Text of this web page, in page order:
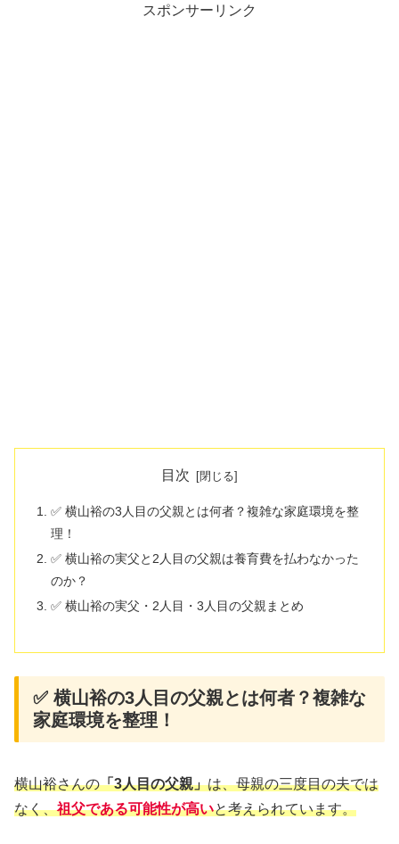
スポンサーリンク
目次
✅ 横山裕の3人目の父親とは何者？複雑な家庭環境を整
理！
✅ 横山裕の実父と2人目の父親は養育費を払わなかった
のか？
✅ 横山裕の実父・2人目・3人目の父親まとめ
✅ 横山裕の3人目の父親とは何者？複雑な
家庭環境を整理！
横山裕さんの「3人目の父親」は、母親の三度目の夫では
なく、祖父である可能性が高いと考えられています。